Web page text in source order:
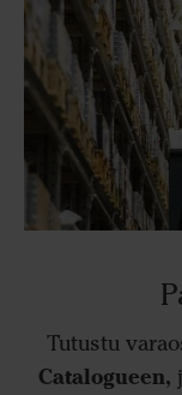
Tutustu
Catalogueen,